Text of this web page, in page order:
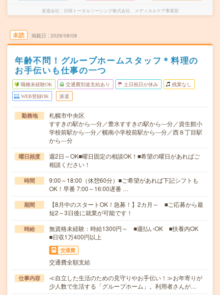
派遣会社 日研トータルソーシング株式会社 メディカルケア事業部
未読 掲載日 2026/08/08
年齢不問！グループホームスタッフ＊料理の
お手伝いも仕事の一つ
職種未経験OK 交通費別途支給あり 土日祝日が休み 残業なし
WEB登録OK 派遣
勤務地
札幌市中央区
すすきの駅から---分／豊水すすきの駅から---分／資生館小
学校前駅から---分／幌南小学校前駅から---分／西８丁目駅
から---分
曜日頻度
週2日～OK■曜日固定の相談OK！■希望の曜日があればご
相談ください！
時間
9:00～18:00（休憩60分）■ご希望があれば下記シフトも
OK！早番 7:00～16:00遅番 …
期間
【8月中のスタートOK！急募！】2カ月～ ■ご応募から最
短2～3日後に就業が可能です！
時給
無資格未経験：時給1300円～ ■週払いOK ■扶養内OK
■日収1万400円以上
交通費
交通費全額支給
仕事内容
≪自立した生活のための見守りやお手伝い！≫お年寄りが
少人数で生活する「グループホーム」。利用者さんが…